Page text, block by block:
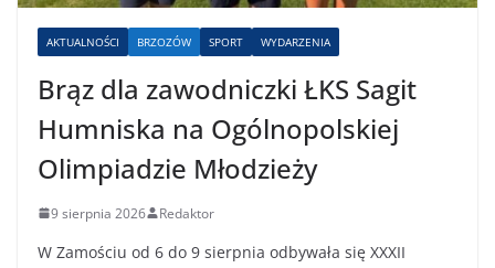
AKTUALNOŚCI BRZOZÓW SPORT WYDARZENIA
Brąz dla zawodniczki ŁKS Sagit
Humniska na Ogólnopolskiej
Olimpiadzie Młodzieży
9 sierpnia 2026 Redaktor
W Zamościu od 6 do 9 sierpnia odbywała się XXXII